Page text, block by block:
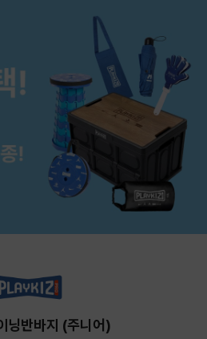
닝반바지 (주니어)